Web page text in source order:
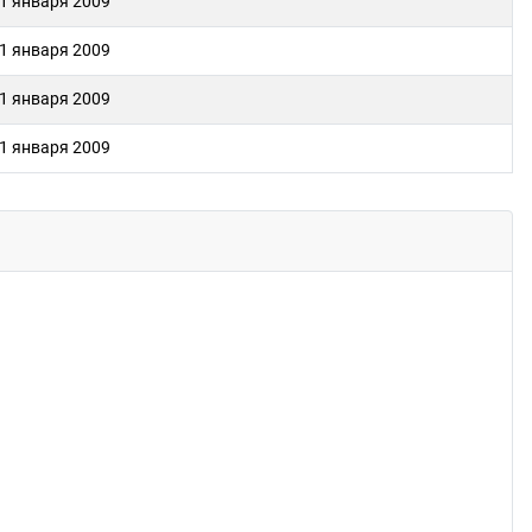
января 2009
января 2009
января 2009